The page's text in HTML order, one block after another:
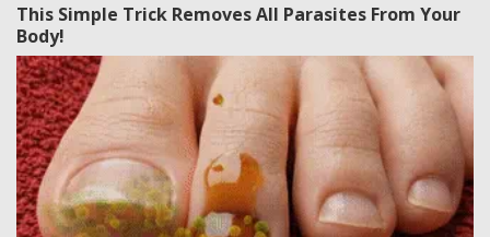
This Simple Trick Removes All Parasites From Your
Body!